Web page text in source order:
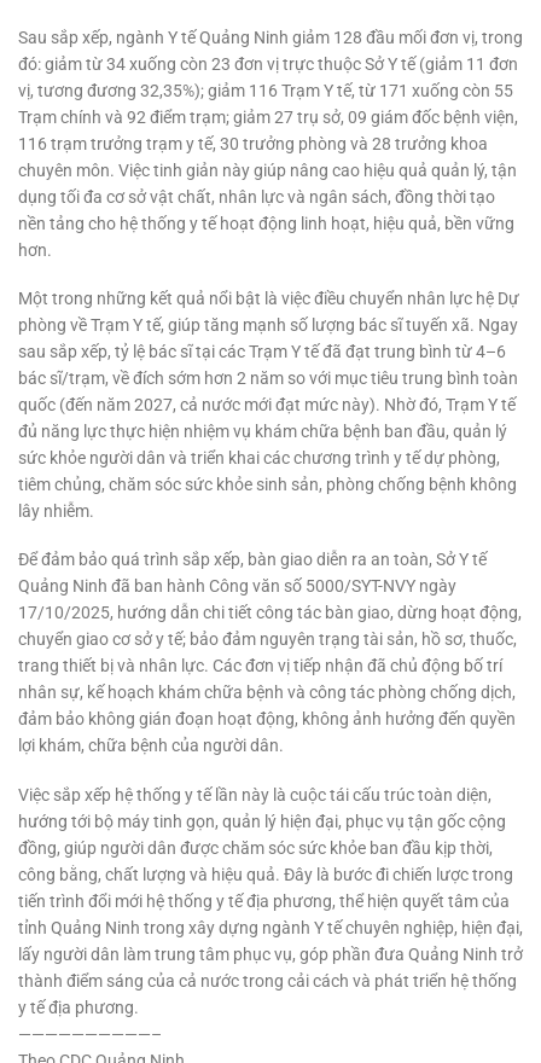
Sau sắp xếp, ngành Y tế Quảng Ninh giảm 128 đầu mối đơn vị, trong
đó: giảm từ 34 xuống còn 23 đơn vị trực thuộc Sở Y tế (giảm 11 đơn
vị, tương đương 32,35%); giảm 116 Trạm Y tế, từ 171 xuống còn 55
Trạm chính và 92 điểm trạm; giảm 27 trụ sở, 09 giám đốc bệnh viện,
116 trạm trưởng trạm y tế, 30 trưởng phòng và 28 trưởng khoa
chuyên môn. Việc tinh giản này giúp nâng cao hiệu quả quản lý, tận
dụng tối đa cơ sở vật chất, nhân lực và ngân sách, đồng thời tạo
nền tảng cho hệ thống y tế hoạt động linh hoạt, hiệu quả, bền vững
hơn.
Một trong những kết quả nổi bật là việc điều chuyển nhân lực hệ Dự
phòng về Trạm Y tế, giúp tăng mạnh số lượng bác sĩ tuyến xã. Ngay
sau sắp xếp, tỷ lệ bác sĩ tại các Trạm Y tế đã đạt trung bình từ 4–6
bác sĩ/trạm, về đích sớm hơn 2 năm so với mục tiêu trung bình toàn
quốc (đến năm 2027, cả nước mới đạt mức này). Nhờ đó, Trạm Y tế
đủ năng lực thực hiện nhiệm vụ khám chữa bệnh ban đầu, quản lý
sức khỏe người dân và triển khai các chương trình y tế dự phòng,
tiêm chủng, chăm sóc sức khỏe sinh sản, phòng chống bệnh không
lây nhiễm.
Để đảm bảo quá trình sắp xếp, bàn giao diễn ra an toàn, Sở Y tế
Quảng Ninh đã ban hành Công văn số 5000/SYT-NVY ngày
17/10/2025, hướng dẫn chi tiết công tác bàn giao, dừng hoạt động,
chuyển giao cơ sở y tế; bảo đảm nguyên trạng tài sản, hồ sơ, thuốc,
trang thiết bị và nhân lực. Các đơn vị tiếp nhận đã chủ động bố trí
nhân sự, kế hoạch khám chữa bệnh và công tác phòng chống dịch,
đảm bảo không gián đoạn hoạt động, không ảnh hưởng đến quyền
lợi khám, chữa bệnh của người dân.
Việc sắp xếp hệ thống y tế lần này là cuộc tái cấu trúc toàn diện,
hướng tới bộ máy tinh gọn, quản lý hiện đại, phục vụ tận gốc cộng
đồng, giúp người dân được chăm sóc sức khỏe ban đầu kịp thời,
công bằng, chất lượng và hiệu quả. Đây là bước đi chiến lược trong
tiến trình đổi mới hệ thống y tế địa phương, thể hiện quyết tâm của
tỉnh Quảng Ninh trong xây dựng ngành Y tế chuyên nghiệp, hiện đại,
lấy người dân làm trung tâm phục vụ, góp phần đưa Quảng Ninh trở
thành điểm sáng của cả nước trong cải cách và phát triển hệ thống
y tế địa phương.
——————————–